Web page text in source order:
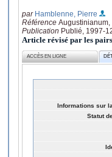
par Hamblenne, Pierre
Référence
Publication Publié, 1997-
Article révisé par les pairs
ACCÈS EN LIGNE
Informations sur
Statut